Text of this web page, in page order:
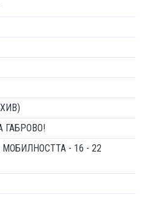
ГАБРОВО!
- 16 - 22